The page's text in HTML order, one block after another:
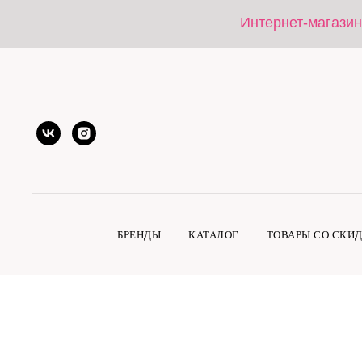
Интернет-
БРЕНДЫ КАТАЛОГ ТОВАРЫ СО